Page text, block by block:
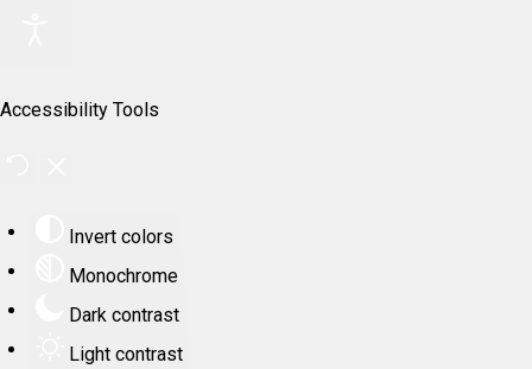
Accessibility Tools
Invert colors
Monochrome
Dark contrast
Light contrast